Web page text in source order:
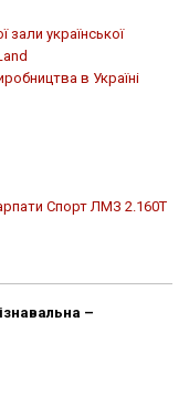
зали української
в Україні
Спорт ЛМЗ 2.160Т
–